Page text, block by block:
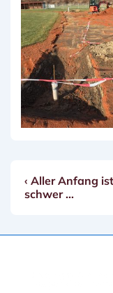
Vorheriger
Beitrag
‹ Aller Anfang ist
schwer …